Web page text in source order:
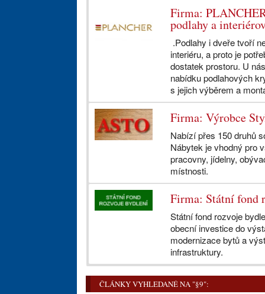
Firma:
podlahy a
.Podlahy i dveře tvoří
interiéru, a proto je
dostatek prostoru. U
nabídku podlahových
s jejich výběrem a
Firma: Výrobce
Nabízí přes 150 druhů
Nábytek je vhodný pro
pracovny, jídelny,
místnosti.
Firma: Státní fond
Státní fond rozvoje
obecní investice do
modernizace bytů a
infrastruktury.
ČLÁNKY VYHLEDANÉ NA "§9":